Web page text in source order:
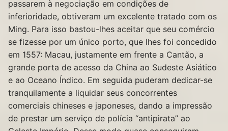
passarem à negociação em condições de
inferioridade, obtiveram um excelente tratado com os
Ming. Para isso bastou-lhes aceitar que seu comércio
se fizesse por um único porto, que lhes foi concedido
em 1557: Macau, justamente em frente a Cantão, a
grande porta de acesso da China ao Sudeste Asiático
e ao Oceano Índico. Em seguida puderam dedicar-se
tranquilamente a liquidar seus concorrentes
comerciais chineses e japoneses, dando a impressão
de prestar um serviço de polícia “antipirata” ao